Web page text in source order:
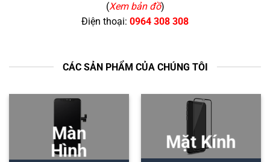
(Xem bản đồ)
Điện thoại: 0964 308 308
CÁC SẢN PHẨM CỦA CHÚNG TÔI
Màn
Hình
Mặt Kính